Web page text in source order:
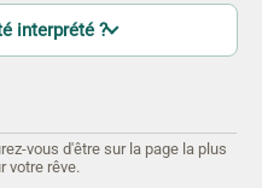
interprété ?
vous d'être sur la page la plus
votre rêve.